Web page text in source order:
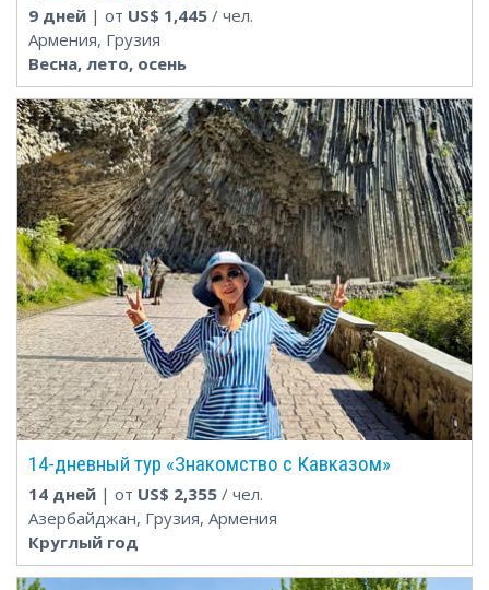
9 дней | от US$ 1,445 / чел.
Армения, Грузия
Весна, лето, осень
14-дневный тур «Знакомство с Кавказом»
14 дней | от US$ 2,355 / чел.
Азербайджан, Грузия, Армения
Круглый год